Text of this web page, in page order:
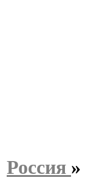
Россия »